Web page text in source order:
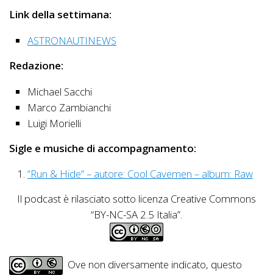
Link della settimana:
ASTRONAUTINEWS
Redazione:
Michael Sacchi
Marco Zambianchi
Luigi Morielli
Sigle e musiche di accompagnamento:
“Run & Hide” – autore: Cool Cavemen – album: Raw
Il podcast è rilasciato sotto licenza Creative Commons
“BY-NC-SA 2.5 Italia”.
Ove non diversamente indicato, questo